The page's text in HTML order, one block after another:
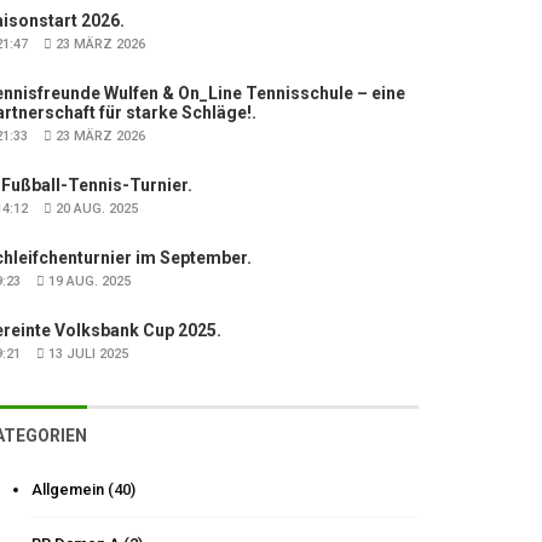
2026.
23 MÄRZ 2026
Wulfen & On_Line Tennisschule – eine
für starke Schläge!.
23 MÄRZ 2026
Fußball-Tennis-Turnier.
20 AUG. 2025
im September.
19 AUG. 2025
Volksbank Cup 2025.
13 JULI 2025
Allgemein (40)